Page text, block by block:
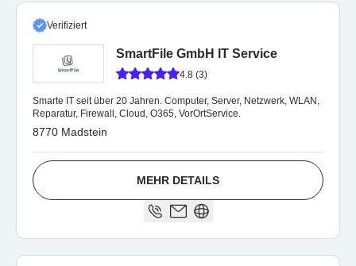
Verifiziert
SmartFile GmbH IT Service
4.8 (3)
Smarte IT seit über 20 Jahren. Computer, Server, Netzwerk, WLAN,
Reparatur, Firewall, Cloud, O365, VorOrtService.
8770 Madstein
MEHR DETAILS